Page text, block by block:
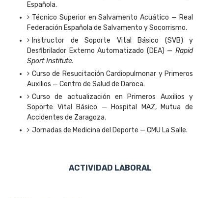
Española.
Técnico Superior en Salvamento Acuático — Real
Federación Española de Salvamento y Socorrismo.
Instructor de Soporte Vital Básico (SVB) y
Desfibrilador Externo Automatizado (DEA) — Rapid
Sport Institute.
Curso de Resucitación Cardiopulmonar y Primeros
Auxilios — Centro de Salud de Daroca.
Curso de actualización en Primeros Auxilios y
Soporte Vital Básico — Hospital MAZ, Mutua de
Accidentes de Zaragoza.
Jornadas de Medicina del Deporte — CMU La Salle.
ACTIVIDAD LABORAL